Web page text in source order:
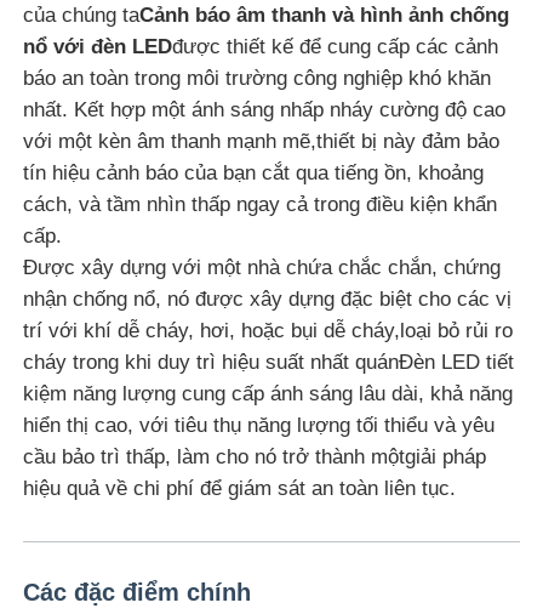
Nhà
Sản phẩm
Về chúng tôi
Tham quan nhà máy
Kiểm soát chất lượng
Yêu cầu báo giá
của chúng taCảnh báo âm thanh và hình ảnh chống
nổ với đèn LEDđược thiết kế để cung cấp các cảnh
báo an toàn trong môi trường công nghiệp khó khăn
nhất. Kết hợp một ánh sáng nhấp nháy cường độ cao
với một kèn âm thanh mạnh mẽ,thiết bị này đảm bảo
tín hiệu cảnh báo của bạn cắt qua tiếng ồn, khoảng
cách, và tầm nhìn thấp ngay cả trong điều kiện khẩn
cấp.
Được xây dựng với một nhà chứa chắc chắn, chứng
nhận chống nổ, nó được xây dựng đặc biệt cho các vị
trí với khí dễ cháy, hơi, hoặc bụi dễ cháy,loại bỏ rủi ro
cháy trong khi duy trì hiệu suất nhất quánĐèn LED tiết
kiệm năng lượng cung cấp ánh sáng lâu dài, khả năng
hiển thị cao, với tiêu thụ năng lượng tối thiểu và yêu
cầu bảo trì thấp, làm cho nó trở thành mộtgiải pháp
hiệu quả về chi phí để giám sát an toàn liên tục.
Các đặc điểm chính